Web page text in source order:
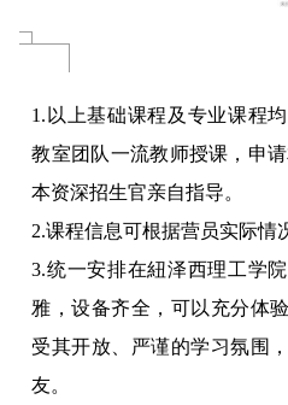
1.以上基础课程及专业课程
教室团队一流教师授课，申
本资深招生官亲自指导。
2.课程信息可根据营员实际情
3.统一安排在紐泽西理工学
雅，设备齐全，可以充分体
受其开放、严谨的学习氛围
友。